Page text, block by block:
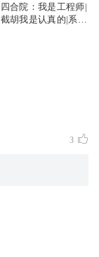
四合院：我是工程师|
截胡我是认真的|系
3